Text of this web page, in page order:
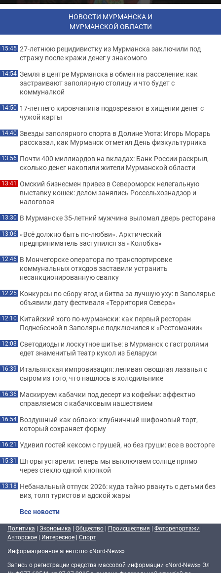
НОВОСТИ МУРМАНСКА И
МУРМАНСКОЙ ОБЛАСТИ
15:45 27-летнюю рецидивистку из Мурманска заключили под
стражу после кражи денег у знакомого
14:54 Земля в центре Мурманска в обмен на расселение: как
застраивают заполярную столицу и что будет с
коммуналкой
14:50 17-летнего кировчанина подозревают в хищении денег с
чужой карты
14:40 Звезды заполярного спорта в Долине Уюта: Игорь Морарь
рассказал, как Мурманск отметил День физкультурника
13:56 Почти 400 миллиардов на вкладах: Банк России раскрыл,
сколько денег накопили жители Мурманской области
13:41 Омский бизнесмен привез в Североморск нелегальную
выставку кошек: делом занялись Россельхознадзор и
налоговая
13:30 В Мурманске 35-летний мужчина выломал дверь ресторана
13:06 «Всё должно быть по-любви». Арктический
предприниматель заступился за «Колобка»
12:46 В Мончегорске оператора по транспортировке
коммунальных отходов заставили устранить
несанкционированную свалку
12:25 Конкурсы по сбору ягод и битва за лучшую уху: в Заполярье
объявили дату фестиваля «Территория Севера»
12:10 Китайский хого по-мурмански: как первый ресторан
Поднебесной в Заполярье подключился к «Рестомании»
12:03 Светодиоды и лоскутное шитье: в Мурманск с гастролями
едет знаменитый театр кукол из Беларуси
16:39 Итальянская импровизация: ленивая овощная лазанья с
сыром из того, что нашлось в холодильнике
16:36 Маскируем кабачки под десерт из кофейни: эффектно
справляемся с кабачковым нашествием
16:54 Воздушный как облако: клубничный шифоновый торт,
который сохраняет форму
16:21 Удивил гостей кексом с грушей, но без груши: все в восторге
15:31 Шторы устарели: теперь мы выключаем солнце прямо
через стекло одной кнопкой
13:18 Небанальный отпуск 2026: куда тайно рвануть с детьми без
виз, толп туристов и адской жары
Все новости
Политика | Экономика | Общество | Происшествия | Фоторепортажи |
Авторское | Интересное | Спорт
Информационное агентство «Nord-News»
Запись о регистрации средства массовой информации «Nord-News» Эл